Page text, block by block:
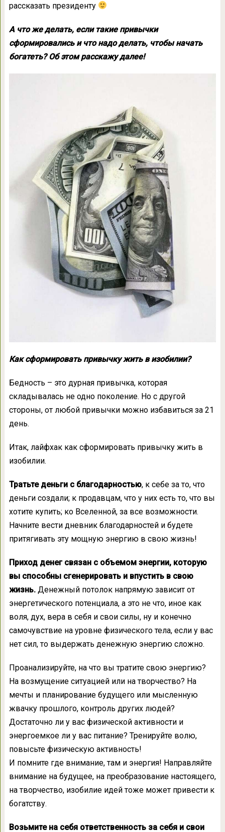
рассказать президенту
А что же делать, если такие привычки
сформировались и что надо делать, чтобы начать
богатеть? Об этом расскажу далее!
Как сформировать привычку жить в изобилии?
Бедность – это дурная привычка, которая
складывалась не одно поколение. Но с другой
стороны, от любой привычки можно избавиться за 21
день.
Итак, лайфхак как сформировать привычку жить в
изобилии.
Тратьте деньги с благодарностью, к себе за то, что
деньги создали; к продавцам, что у них есть то, что вы
хотите купить; ко Вселенной, за все возможности.
Начните вести дневник благодарностей и будете
притягивать эту мощную энергию в свою жизнь!
Приход денег связан с объемом энергии, которую
вы способны сгенерировать и впустить в свою
жизнь.Денежный потолок напрямую зависит от
энергетического потенциала, а это не что, иное как
воля, дух, вера в себя и свои силы, ну и конечно
самочувствие на уровне физического тела, если у вас
нет сил, то выдержать денежную энергию сложно.
Проанализируйте, на что вы тратите свою энергию?
На возмущение ситуацией или на творчество? На
мечты и планирование будущего или мысленную
жвачку прошлого, контроль других людей?
Достаточно ли у вас физической активности и
энергоемкое ли у вас питание? Тренируйте волю,
повысьте физическую активность!
И помните где внимание, там и энергия! Направляйте
внимание на будущее, на преобразование настоящего,
на творчество, изобилие идей тоже может привести к
богатству.
Возьмите на себя ответственность за себя и свои